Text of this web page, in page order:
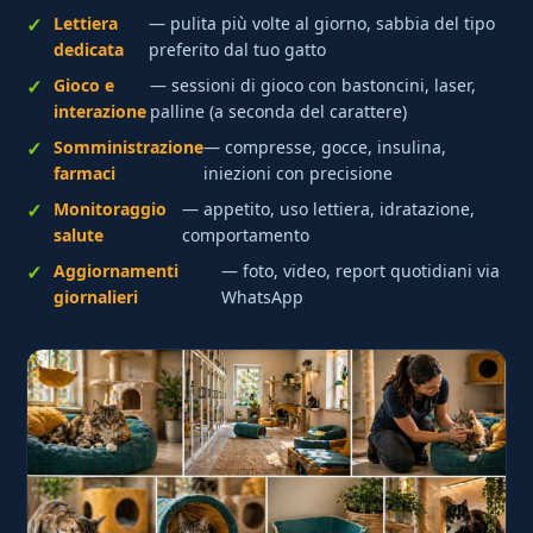
Lettiera
dedicata
— pulita più volte al giorno, sabbia del tipo
preferito dal tuo gatto
Gioco e
interazione
— sessioni di gioco con bastoncini, laser,
palline (a seconda del carattere)
Somministrazione
farmaci
— compresse, gocce, insulina,
iniezioni con precisione
Monitoraggio
salute
— appetito, uso lettiera, idratazione,
comportamento
Aggiornamenti
giornalieri
— foto, video, report quotidiani via
WhatsApp